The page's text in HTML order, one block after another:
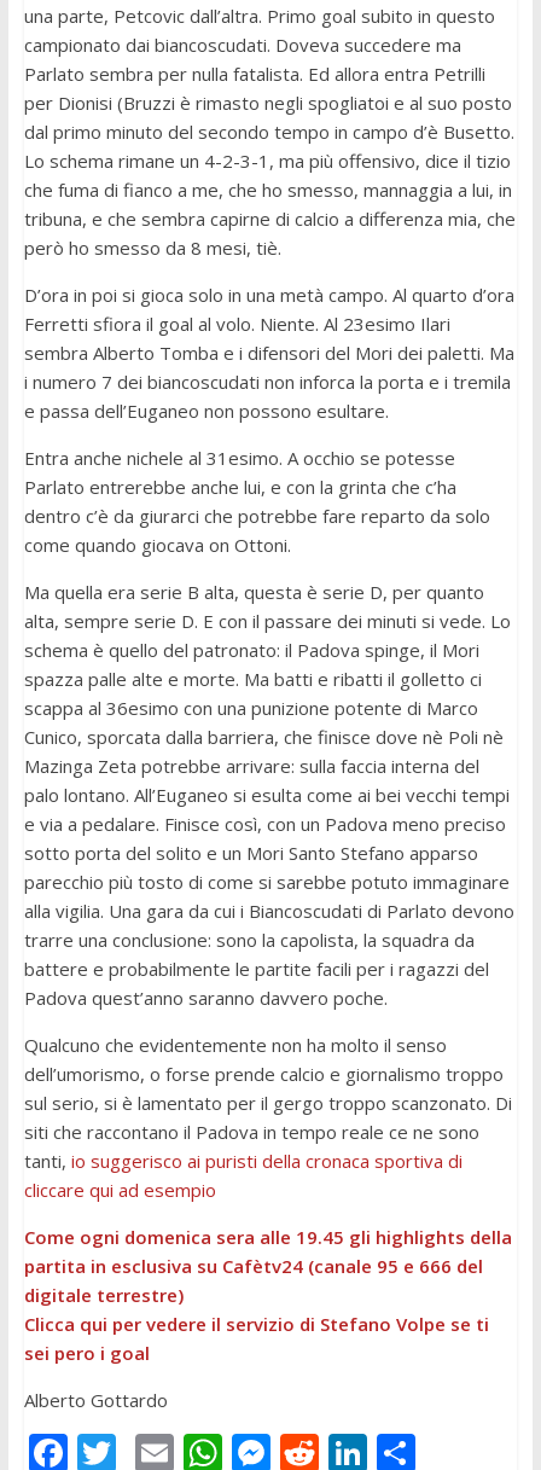
una parte, Petcovic dall’altra. Primo goal subito in questo
campionato dai biancoscudati. Doveva succedere ma
Parlato sembra per nulla fatalista. Ed allora entra Petrilli
per Dionisi (Bruzzi è rimasto negli spogliatoi e al suo posto
dal primo minuto del secondo tempo in campo d’è Busetto.
Lo schema rimane un 4-2-3-1, ma più offensivo, dice il tizio
che fuma di fianco a me, che ho smesso, mannaggia a lui, in
tribuna, e che sembra capirne di calcio a differenza mia, che
però ho smesso da 8 mesi, tiè.
D’ora in poi si gioca solo in una metà campo. Al quarto d’ora
Ferretti sfiora il goal al volo. Niente. Al 23esimo Ilari
sembra Alberto Tomba e i difensori del Mori dei paletti. Ma
i numero 7 dei biancoscudati non inforca la porta e i tremila
e passa dell’Euganeo non possono esultare.
Entra anche nichele al 31esimo. A occhio se potesse
Parlato entrerebbe anche lui, e con la grinta che c’ha
dentro c’è da giurarci che potrebbe fare reparto da solo
come quando giocava on Ottoni.
Ma quella era serie B alta, questa è serie D, per quanto
alta, sempre serie D. E con il passare dei minuti si vede. Lo
schema è quello del patronato: il Padova spinge, il Mori
spazza palle alte e morte. Ma batti e ribatti il golletto ci
scappa al 36esimo con una punizione potente di Marco
Cunico, sporcata dalla barriera, che finisce dove nè Poli nè
Mazinga Zeta potrebbe arrivare: sulla faccia interna del
palo lontano. All’Euganeo si esulta come ai bei vecchi tempi
e via a pedalare. Finisce così, con un Padova meno preciso
sotto porta del solito e un Mori Santo Stefano apparso
parecchio più tosto di come si sarebbe potuto immaginare
alla vigilia. Una gara da cui i Biancoscudati di Parlato devono
trarre una conclusione: sono la capolista, la squadra da
battere e probabilmente le partite facili per i ragazzi del
Padova quest’anno saranno davvero poche.
Qualcuno che evidentemente non ha molto il senso
dell’umorismo, o forse prende calcio e giornalismo troppo
sul serio, si è lamentato per il gergo troppo scanzonato. Di
siti che raccontano il Padova in tempo reale ce ne sono
tanti, io suggerisco ai puristi della cronaca sportiva di
cliccare qui ad esempio
Come ogni domenica sera alle 19.45 gli highlights della
partita in esclusiva su Cafètv24 (canale 95 e 666 del
digitale terrestre)
Clicca qui per vedere il servizio di Stefano Volpe se ti
sei pero i goal
Alberto Gottardo
F T E W M R Li C